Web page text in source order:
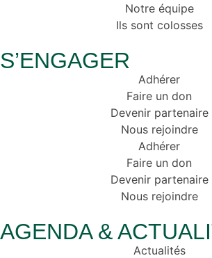
Notre équipe
Ils sont colosses
S’ENGAGER
Adhérer
Faire un don
Devenir partenaire
Nous rejoindre
Adhérer
Faire un don
Devenir partenaire
Nous rejoindre
AGENDA &
Actualités